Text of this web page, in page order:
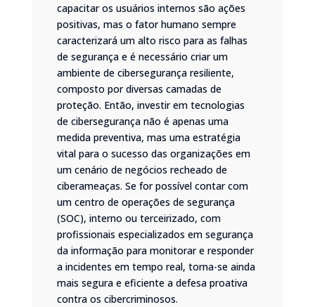
capacitar os usuários internos são ações
positivas, mas o fator humano sempre
caracterizará um alto risco para as falhas
de segurança e é necessário criar um
ambiente de cibersegurança resiliente,
composto por diversas camadas de
proteção. Então, investir em tecnologias
de cibersegurança não é apenas uma
medida preventiva, mas uma estratégia
vital para o sucesso das organizações em
um cenário de negócios recheado de
ciberameaças. Se for possível contar com
um centro de operações de segurança
(SOC), interno ou terceirizado, com
profissionais especializados em segurança
da informação para monitorar e responder
a incidentes em tempo real, torna-se ainda
mais segura e eficiente a defesa proativa
contra os cibercriminosos.